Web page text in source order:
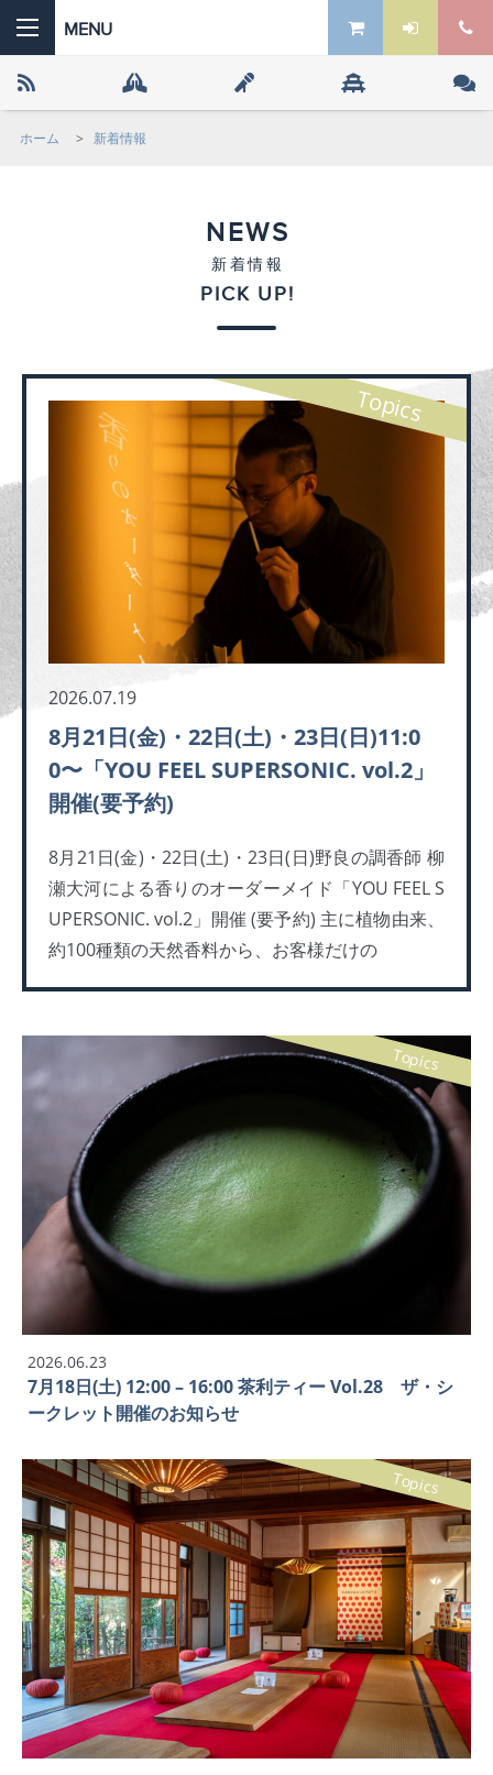
ホーム > 新着情報
NEWS
新着情報
PICK UP!
2026.07.19
8月21日(金)・22日(土)・23日(日)11:0
0〜「YOU FEEL SUPERSONIC. vol.2」
開催(要予約)
8月21日(金)・22日(土)・23日(日)野良の調香師 柳
瀬大河による香りのオーダーメイド「YOU FEEL S
UPERSONIC. vol.2」開催 (要予約) 主に植物由来、
約100種類の天然香料から、お客様だけの
Topics
2026.06.23
7月18日(土) 12:00 – 16:00 茶利ティー Vol.28 ザ・シ
ークレット開催のお知らせ
Topics
Topics